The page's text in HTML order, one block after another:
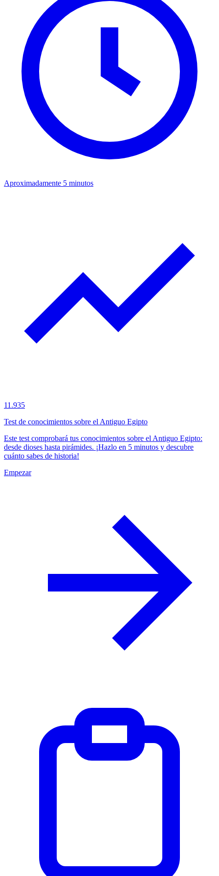
Aproximadamente 5 minutos
11.935
Test de conocimientos sobre el Antiguo Egipto
Este test comprobará tus conocimientos sobre el Antiguo Egipto:
desde dioses hasta pirámides. ¡Hazlo en 5 minutos y descubre
cuánto sabes de historia!
Empezar